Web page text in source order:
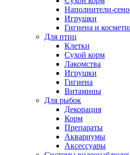
Наполнители-
Игрушки
Гигиена и
Для птиц
Клетки
Сухой корм
Лакомства
Игрушки
Гигиена
Витамины
Для рыбок
Декорация
Корм
Препараты
Аквариумы
Аксессуары